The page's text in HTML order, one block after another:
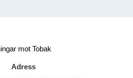
Adress